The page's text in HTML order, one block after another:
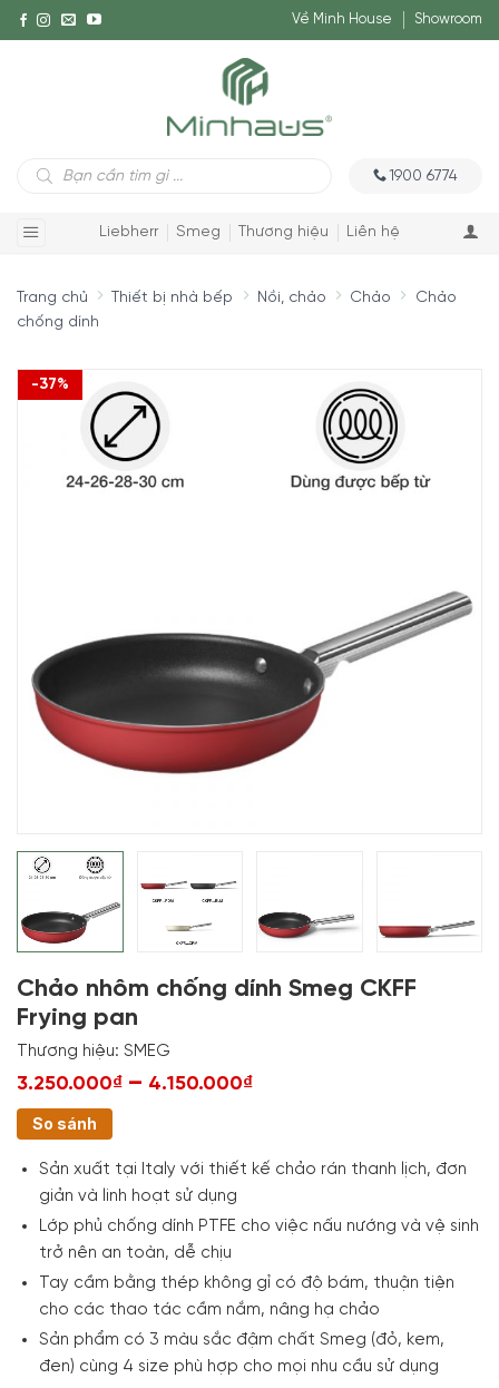
Về Minh House Showroom
Tìm
kiếm
1900 6774
Liebherr Smeg Thương hiệu Liên hệ
Trang chủ Thiết bị nhà bếp Nồi, chảo Chảo
Chảo
chống dính
-37%
Chảo nhôm chống dính Smeg CKFF
Frying pan
Thương hiệu: SMEG
3.250.000₫ – 4.150.000₫
So sánh
Sản xuất tại Italy với thiết kế chảo rán thanh lịch, đơn
giản và linh hoạt sử dụng
Lớp phủ chống dính PTFE cho việc nấu nướng và vệ sinh
trở nên an toàn, dễ chịu
Tay cầm bằng thép không gỉ có độ bám, thuận tiện
cho các thao tác cầm nắm, nâng hạ chảo
Sản phẩm có 3 màu sắc đậm chất Smeg (đỏ, kem,
đen) cùng 4 size phù hợp cho mọi nhu cầu sử dụng